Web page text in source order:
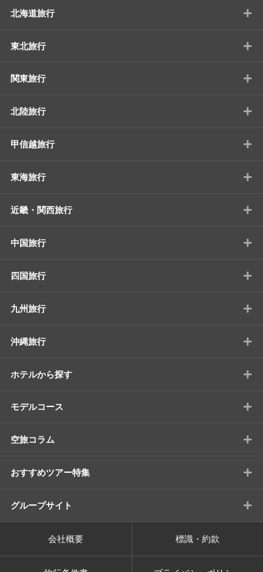
北海道旅行 +
東北旅行 +
関東旅行 +
北陸旅行 +
甲信越旅行 +
東海旅行 +
近畿・関西旅行 +
中国旅行 +
四国旅行 +
九州旅行 +
沖縄旅行 +
ホテルから探す +
モデルコース +
空旅コラム +
おすすめツアー特集 +
グループサイト +
会社概要 標識・約款